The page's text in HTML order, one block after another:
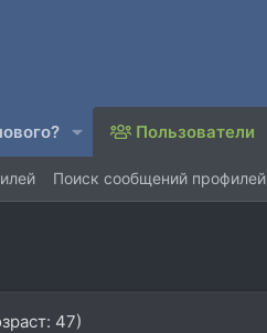
Пользователи
Поиск сообщений профилей
47)